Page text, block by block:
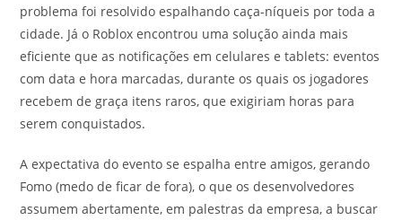
problema foi resolvido espalhando caça-níqueis por toda a
cidade. Já o Roblox encontrou uma solução ainda mais
eficiente que as notificações em celulares e tablets: eventos
com data e hora marcadas, durante os quais os jogadores
recebem de graça itens raros, que exigiriam horas para
serem conquistados.
A expectativa do evento se espalha entre amigos, gerando
Fomo (medo de ficar de fora), o que os desenvolvedores
assumem abertamente, em palestras da empresa, a buscar